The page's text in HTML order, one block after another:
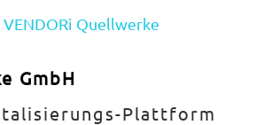
GmbH
Plattform